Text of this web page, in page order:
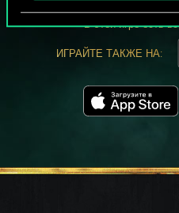
В этой игре есть
ИГРАЙТЕ ТАКЖЕ НА: